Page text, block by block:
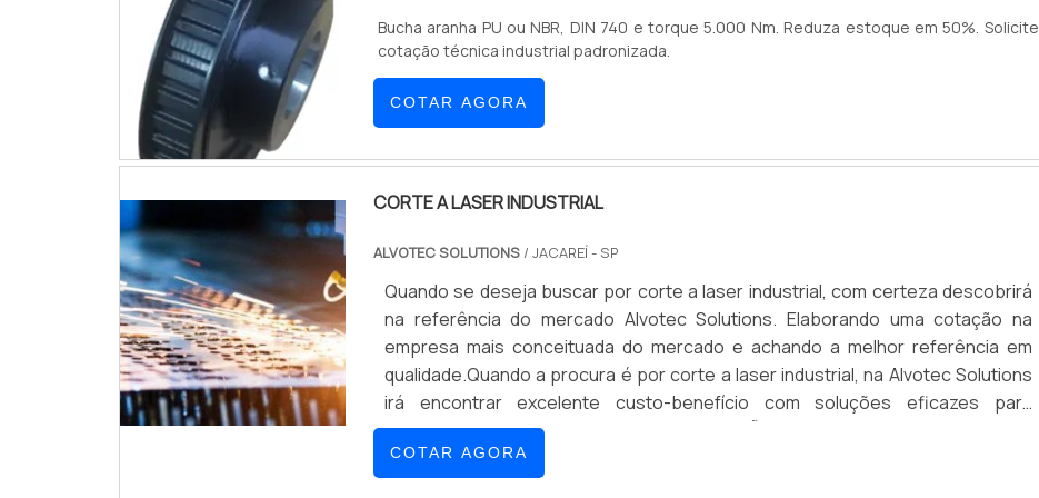
maiores objetivos da marca.A Brita Peças é uma empresa que tem despontado
no mercado pela seriedade e qualidade que fecha todo o ciclo de entrega com
excelência para cada cliente....
Bucha aranha PU ou NBR, DIN 740 e torque 5.000 Nm. Reduza estoque em 50%. Solicite
cotação técnica industrial padronizada.
COTAR AGORA
CORTE A LASER INDUSTRIAL
ALVOTEC SOLUTIONS/ JACAREÍ - SP
Quando se deseja buscar por corte a laser industrial, com certeza descobrirá
na referência do mercado Alvotec Solutions. Elaborando uma cotação na
empresa mais conceituada do mercado e achando a melhor referência em
qualidade.Quando a procura é por corte a laser industrial, na Alvotec Solutions
irá encontrar excelente custo-benefício com soluções eficazes para
ferramental aeronáutico.MAIS INFORMAÇÕES SOBRE CORTE A LASER
INDUSTRIALA Alvotec Solutions foca sua estratégia em produzir uma estrutura
aos clientes com escritório de alta qualidade onde são realizadas as atividades
COTAR AGORA